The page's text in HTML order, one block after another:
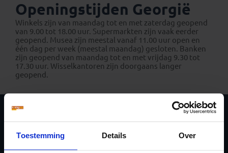
Toestemming Details Over
Openingstijden Georgië
Winkels zijn van maandag tot en met zaterdag geopend
van 9.00 tot 18.00 uur. Supermarkten zijn vaak eerder
geopend. Musea zijn meestal vanaf 11.00 uur open en
één dag per week (meestal maandag) gesloten. Banken
zijn geopend van maandag tot en met vrijdag 9.30 tot
17.30 uur. Wisselkantoren zijn doorgaans langer
geopend.
Schrijf je in voor de
nieuwsbrief